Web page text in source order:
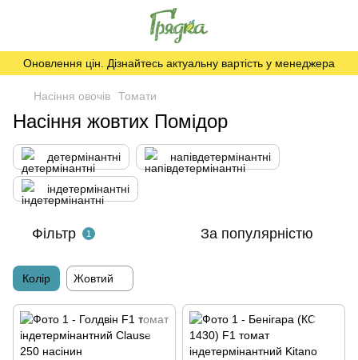
Оновлення цін. Дізнайтесь актуальну вартість у менеджера
Насіння овочів Томати
Насіння жовтих Помідор
детермінантні напівдетермінантні
індетермінантні
Фільтр 1 За популярністю
Колір Жовтий